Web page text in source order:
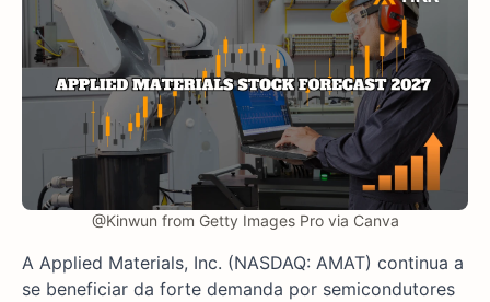
@Kinwun from Getty Images Pro via Canva
A Applied Materials, Inc. (NASDAQ: AMAT) continua a
se beneficiar da forte demanda por semicondutores